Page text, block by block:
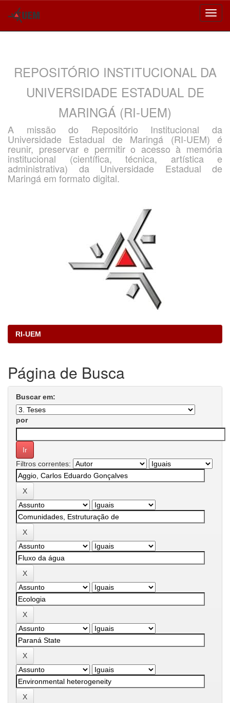
REPOSITÓRIO INSTITUCIONAL DA
UNIVERSIDADE ESTADUAL DE
MARINGÁ (RI-UEM)
A missão do Repositório Institucional da
Universidade Estadual de Maringá (RI-UEM) é
reunir, preservar e permitir o acesso à memória
institucional (científica, técnica, artística e
administrativa) da Universidade Estadual de
Maringá em formato digital.
RI-UEM
Página de Busca
Buscar em:
por
Filtros correntes: